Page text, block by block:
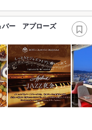
バー アプローズ